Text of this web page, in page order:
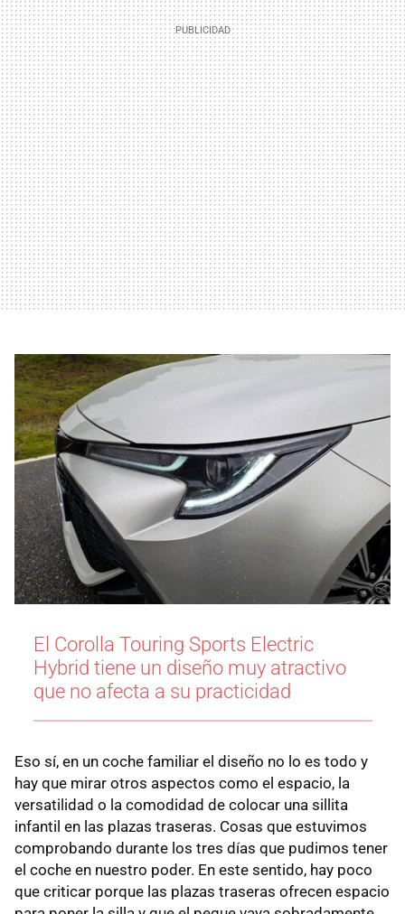
El Corolla Touring Sports Electric
Hybrid tiene un diseño muy atractivo
que no afecta a su practicidad
Eso sí, en un coche familiar el diseño no lo es todo y
hay que mirar otros aspectos como el espacio, la
versatilidad o la comodidad de colocar una sillita
infantil en las plazas traseras. Cosas que estuvimos
comprobando durante los tres días que pudimos tener
el coche en nuestro poder. En este sentido, hay poco
que criticar porque las plazas traseras ofrecen espacio